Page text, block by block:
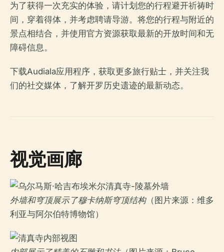
为了获得一次充实的体验，请计划您的行程避开祈祷时
间，穿着得体，并考虑聘请导游。将您的行程与附近的
景点相结合，并使用官方资源获取最新的开放时间和无
障碍信息。
下载Audiala应用程序，获取更多旅行贴士，并关注我
们的社交媒体，了解开罗历史遗迹的最新动态。
视觉画廊
外墙和穹顶展示了穆卡纳斯穹顶结构（图片来源：维多
利亚与阿尔伯特博物馆）